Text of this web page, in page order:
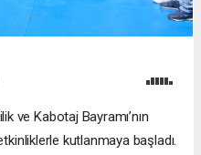
ve Kabotaj Bayramı’nın
kutlanmaya başladı.